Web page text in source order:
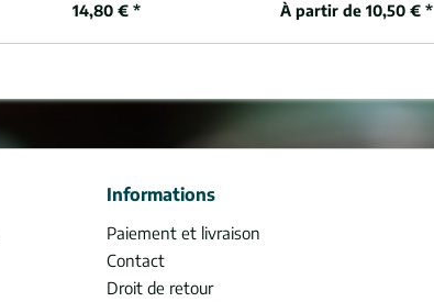
14,80 € * À partir de 10,50 € *
Informations
Paiement et livraison
Contact
Droit de retour